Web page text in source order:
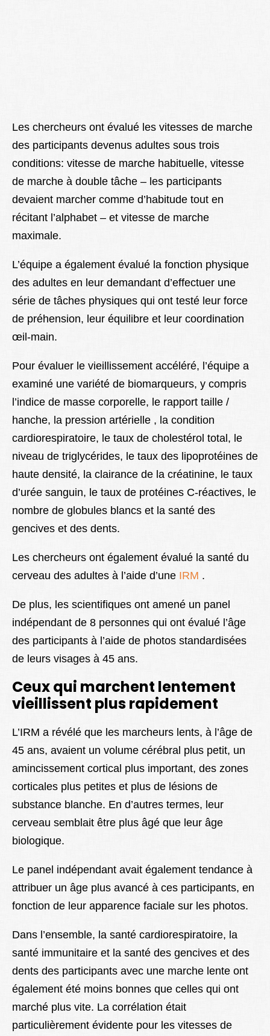
Les chercheurs ont évalué les vitesses de marche
des participants devenus adultes sous trois
conditions: vitesse de marche habituelle, vitesse
de marche à double tâche – les participants
devaient marcher comme d’habitude tout en
récitant l’alphabet – et vitesse de marche
maximale.
L’équipe a également évalué la fonction physique
des adultes en leur demandant d’effectuer une
série de tâches physiques qui ont testé leur force
de préhension, leur équilibre et leur coordination
œil-main.
Pour évaluer le vieillissement accéléré, l’équipe a
examiné une variété de biomarqueurs, y compris
l’indice de masse corporelle, le rapport taille /
hanche, la pression artérielle , la condition
cardiorespiratoire, le taux de cholestérol total, le
niveau de triglycérides, le taux des lipoprotéines de
haute densité, la clairance de la créatinine, le taux
d’urée sanguin, le taux de protéines C-réactives, le
nombre de globules blancs et la santé des
gencives et des dents.
Les chercheurs ont également évalué la santé du
cerveau des adultes à l’aide d’une IRM .
De plus, les scientifiques ont amené un panel
indépendant de 8 personnes qui ont évalué l’âge
des participants à l’aide de photos standardisées
de leurs visages à 45 ans.
Ceux qui marchent lentement
vieillissent plus rapidement
L’IRM a révélé que les marcheurs lents, à l’âge de
45 ans, avaient un volume cérébral plus petit, un
amincissement cortical plus important, des zones
corticales plus petites et plus de lésions de
substance blanche. En d’autres termes, leur
cerveau semblait être plus âgé que leur âge
biologique.
Le panel indépendant avait également tendance à
attribuer un âge plus avancé à ces participants, en
fonction de leur apparence faciale sur les photos.
Dans l’ensemble, la santé cardiorespiratoire, la
santé immunitaire et la santé des gencives et des
dents des participants avec une marche lente ont
également été moins bonnes que celles qui ont
marché plus vite. La corrélation était
particulièrement évidente pour les vitesses de